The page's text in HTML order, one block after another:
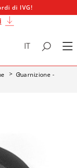
di IVG!
IT
Guarnizione -